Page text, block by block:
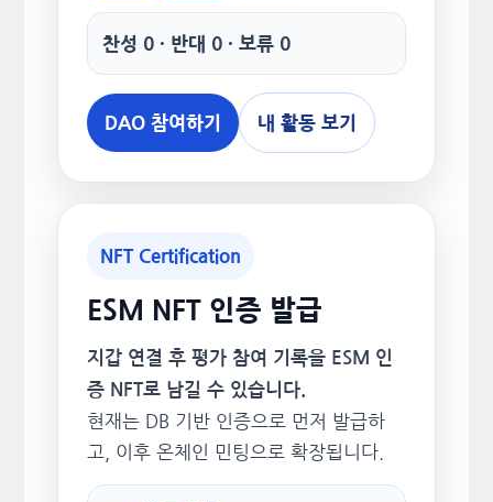
찬성 0 · 반대 0 · 보류 0
DAO 참여하기 내 활동 보기
NFT Certification
ESM NFT 인증 발급
지갑 연결 후 평가 참여 기록을 ESM 인
증 NFT로 남길 수 있습니다.
현재는 DB 기반 인증으로 먼저 발급하
고, 이후 온체인 민팅으로 확장됩니다.